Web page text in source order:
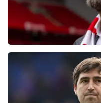
Болельщики
после ничьей с